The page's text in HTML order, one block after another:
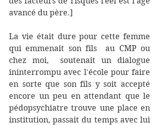
avancé du père.]
La vie était dure pour cette femme
qui emmenait son fils  au CMP ou
chez moi,  soutenait un dialogue
ininterrompu avec l'école pour faire
en sorte que son fils y soit accepté
encore un peu en attendant que le
pédopsychiatre trouve une place en
institution, passait du temps avec lui